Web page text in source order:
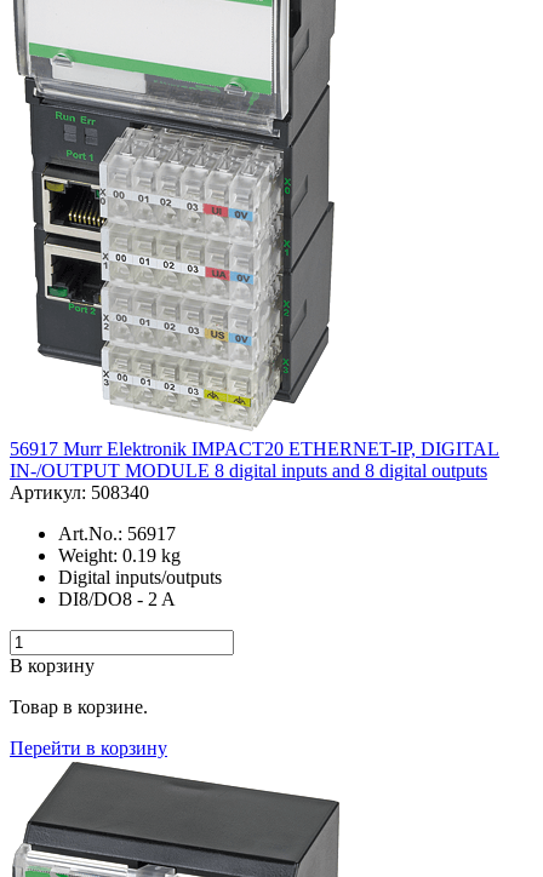
56917 Murr Elektronik IMPACT20 ETHERNET-IP, DIGITAL
IN-/OUTPUT MODULE 8 digital inputs and 8 digital outputs
Артикул: 508340
Art.No.: 56917
Weight: 0.19 kg
Digital inputs/outputs
DI8/DO8 - 2 A
В корзину
Товар в корзине.
Перейти в корзину